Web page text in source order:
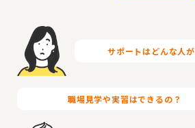
サポートはどんな人が
職場見学や実習はできるの？